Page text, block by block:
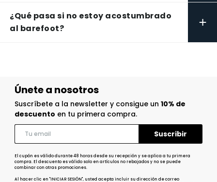
¿Qué pasa si no estoy acostumbrado
al barefoot?
+
Únete a nosotros
Suscríbete a la newsletter y consigue un 10% de
descuento en tu primera compra.
El cupón es válido durante 48 horas desde su recepción y se aplica a tu primera
compra. El descuento es válido solo en artículos no rebajados y no se puede
combinar con otras promociones.
Al hacer clic en "INICIAR SESIÓN", usted acepta incluir su dirección de correo